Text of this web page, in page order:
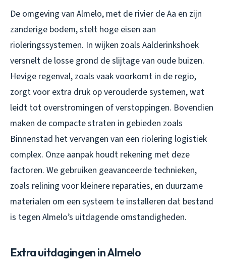
De omgeving van Almelo, met de rivier de Aa en zijn
zanderige bodem, stelt hoge eisen aan
rioleringssystemen. In wijken zoals Aalderinkshoek
versnelt de losse grond de slijtage van oude buizen.
Hevige regenval, zoals vaak voorkomt in de regio,
zorgt voor extra druk op verouderde systemen, wat
leidt tot overstromingen of verstoppingen. Bovendien
maken de compacte straten in gebieden zoals
Binnenstad het vervangen van een riolering logistiek
complex. Onze aanpak houdt rekening met deze
factoren. We gebruiken geavanceerde technieken,
zoals relining voor kleinere reparaties, en duurzame
materialen om een systeem te installeren dat bestand
is tegen Almelo’s uitdagende omstandigheden.
Extra uitdagingen in Almelo